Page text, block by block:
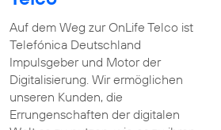
Auf dem Weg zur OnLife Telco ist
Telefónica Deutschland
Impulsgeber und Motor der
Digitalisierung. Wir ermöglichen
unseren Kunden, die
Errungenschaften der digitalen